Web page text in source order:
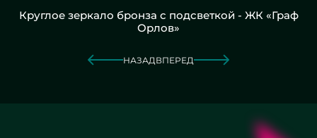
Круглое зеркало бронза с подсветкой - ЖК «Граф
Орлов»
НАЗАД ВПЕРЕД